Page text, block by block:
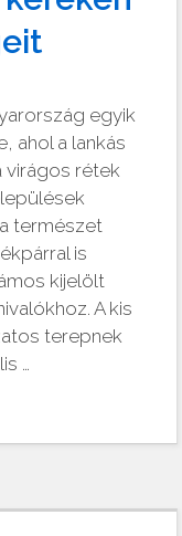
egyik
ahol a lankás
virágos rétek
természet
is
kijelölt
A kis
terepnek
…